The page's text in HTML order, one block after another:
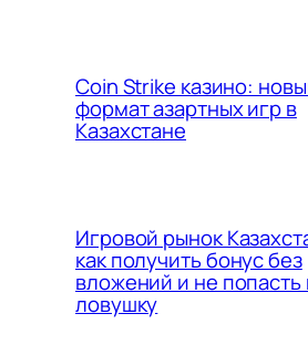
Coin Strike казино:
формат азартных игр в
Казахстане
Игровой рынок
как получить бонус без
вложений и не попасть
ловушку